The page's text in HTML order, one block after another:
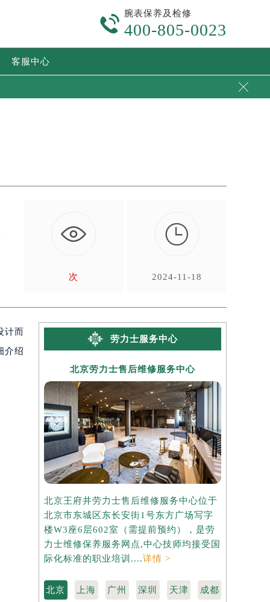

腕表保养及检修
400-805-0023
客服中心

次

2024-11-18
计而
介绍
劳力士服务中心
北京劳力士售后维修服务中心
北京王府井劳力士售后维修服务中心位于
北京市东城区东长安街1号东方广场写字
楼W3座6层602室（需提前预约），是劳
力士维修保养服务网点,中心技师均接受国
际化标准的职业培训....详情 >
北京 上海 广州 深圳 天津 成都